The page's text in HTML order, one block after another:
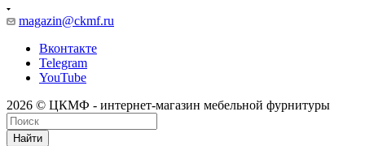
magazin@ckmf.ru
Вконтакте
Telegram
YouTube
2026 © ЦКМФ - интернет-магазин мебельной фурнитуры
Найти